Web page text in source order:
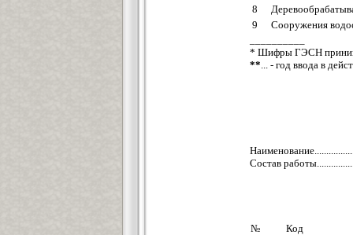
8
9
Сооружения
* Шифры ГЭСН
**... - год ввода в
Состав
№
Код